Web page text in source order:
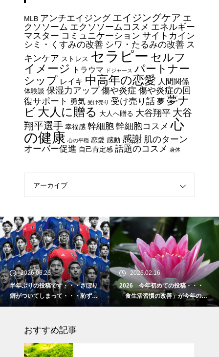
に疲れたときの対処法５選
｜ 心がラクになる考え方
エイジングケアで最近気になっ
ているスキンケア製品・・・幹
細胞コスメ vs エクソソーム
コスメ②
エイジングケアで最近気になっ
ているスキンケア製品・・・幹
細胞コスメ vs エクソソーム
コスメ ①
ているスキンケア製品・・・幹
細胞コスメ ③
土用の丑の日・・・余計なこと
を言ってすみませんでした。大
人気なかったですね・・・
半年ぶりの投稿です・・・さぼ
MLB アンチエイジング エイジングケア エ
クソソーム エクソソームコスメ エネルギー
マスター コミュニケーション サイトカイン
シミ・くすみの改善 シワ・たるみの改善 ス
キンケア ストレス セラピー セルフ
イメージ
トラウマ ドジャース パートナー
シップ レイキ 中高年の恋愛 人間関係
体験談 保湿力アップ傷や炎症 傷や炎症の回
復サポート 勇気 受け売り 受け売り話 夢 夢ナ
ビ 大人に贈る 大人へ贈る 大谷翔平 大谷
翔平選手 幸福感 幹細胞幹細胞コスメ 心
の健康 心の平穏 恋愛 感動 感謝 肌のターン
オーバー促進 自己肯定感 話題のコスメ 身体
アーカイブ
2026.06.26
半年ぶりの投稿です・・・さぼり
癖がついてしまって・・・恥ずか
しぃ～ (〃ﾉωﾉ)
2026.02.16
2026 今年初めての投稿・・・
「食生活習慣の改善」が今年のテ
ーマです。
おすすめ記事